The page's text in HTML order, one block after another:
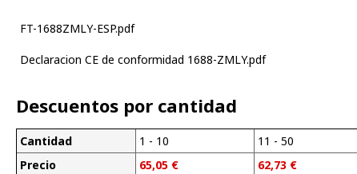
FT-1688ZMLY-ESP.pdf
Declaracion CE de conformidad 1688-ZMLY.pdf
Descuentos por cantidad
Cantidad
Precio
1 - 10
65,05 €
11 - 50
62,73 €